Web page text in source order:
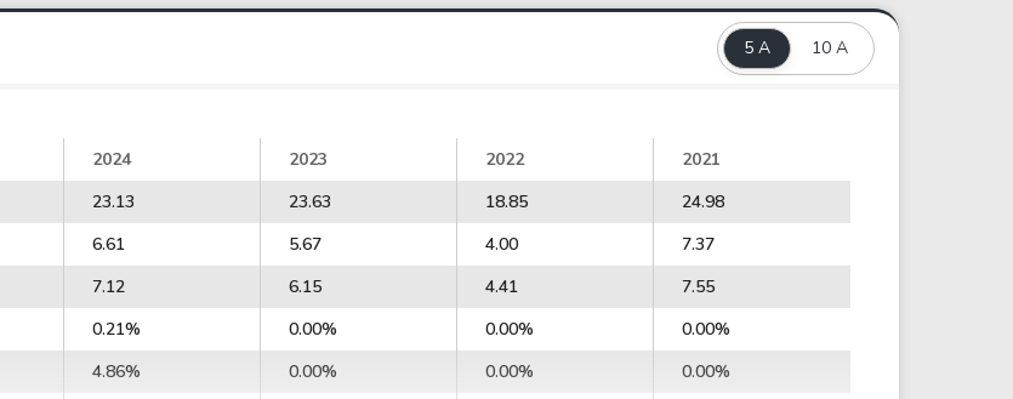
5 A 10 A
2024 2023 2022
2021
23.13 23.63 18.85
24.98
6.61 5.67 4.00
7.37
7.12 6.15 4.41
7.55
0.21% 0.00% 0.00%
0.00%
4.86% 0.00% 0.00%
0.00%